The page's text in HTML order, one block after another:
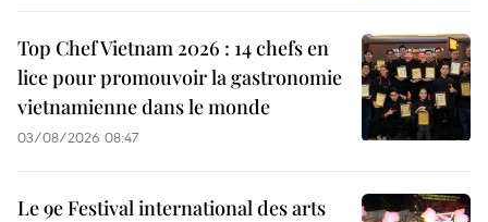
Top Chef Vietnam 2026 : 14 chefs en
lice pour promouvoir la gastronomie
vietnamienne dans le monde
03/08/2026 08:47
Le 9e Festival international des arts